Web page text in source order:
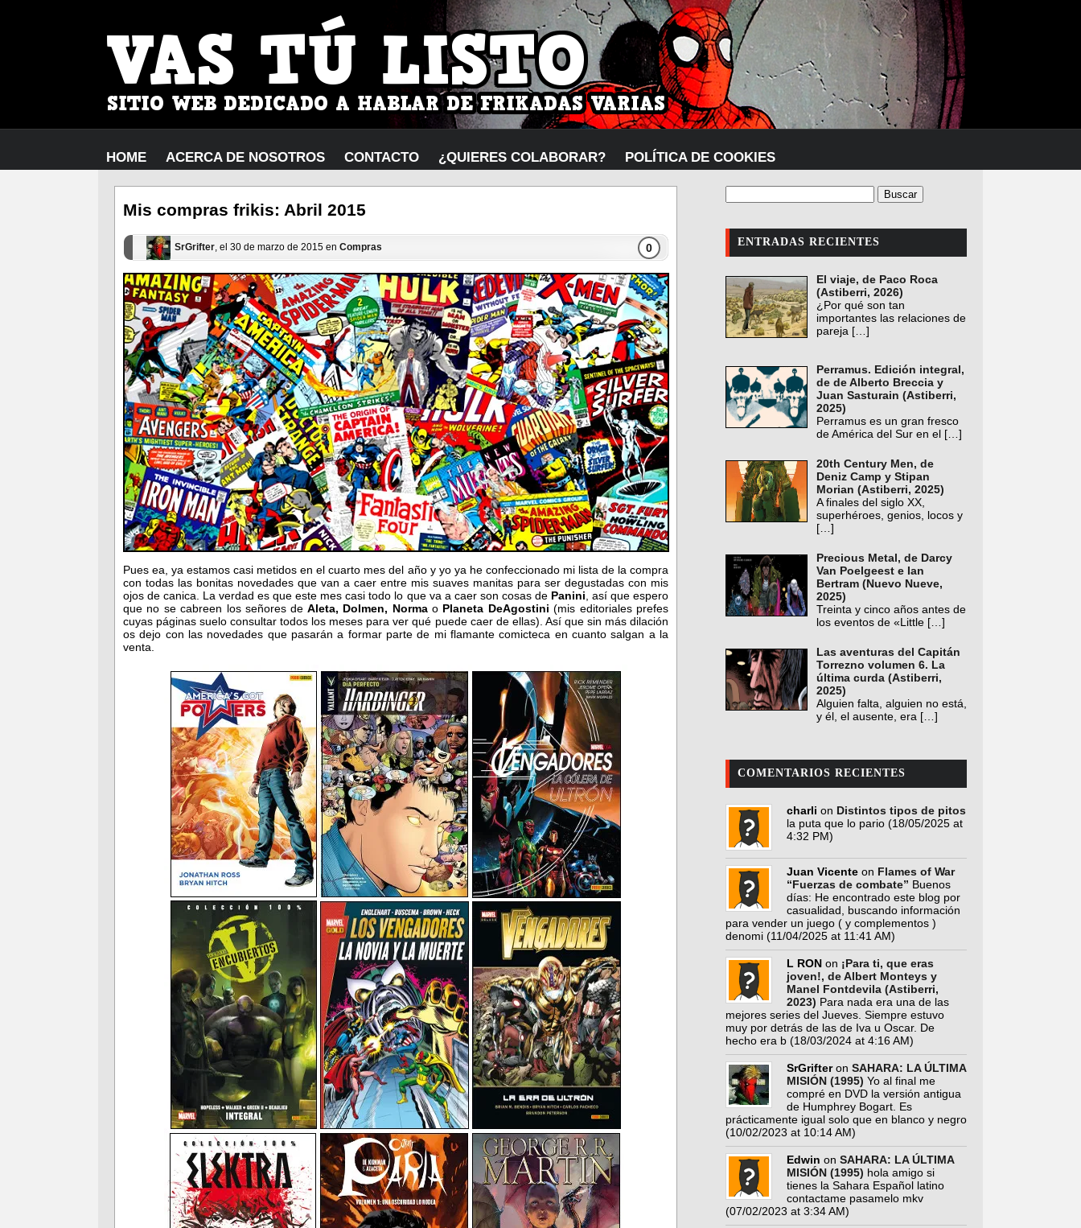
HOME ACERCA DE NOSOTROS CONTACTO ¿QUIERES COLABORAR? POLÍTICA DE COOKIES
Mis compras frikis: Abril 2015
SrGrifter, el 30 de marzo de 2015 en Compras 0
Pues ea, ya estamos casi metidos en el cuarto mes del año y yo ya he confeccionado mi lista de la compra
con todas las bonitas novedades que van a caer entre mis suaves manitas para ser degustadas con mis
ojos de canica. La verdad es que este mes casi todo lo que va a caer son cosas de Panini , así que espero
que no se cabreen los señores de Aleta, Dolmen, Normao Planeta DeAgostini (mis editoriales prefes
cuyas páginas suelo consultar todos los meses para ver qué puede caer de ellas). Así que sin más dilación
os dejo con las novedades que pasarán a formar parte de mi flamante comicteca en cuanto salgan a la
venta.
ENTRADAS RECIENTES
El viaje, de Paco Roca
(Astiberri, 2026)
¿Por qué son tan
importantes las relaciones de
pareja […]
Perramus. Edición integral,
de de Alberto Breccia y
Juan Sasturain (Astiberri,
2025)
Perramus es un gran fresco
de América del Sur en el […]
20th Century Men, de
Deniz Camp y Stipan
Morian (Astiberri, 2025)
A finales del siglo XX,
superhéroes, genios, locos y
[…]
Precious Metal, de Darcy
Van Poelgeest e Ian
Bertram (Nuevo Nueve,
2025)
Treinta y cinco años antes de
los eventos de «Little […]
Las aventuras del Capitán
Torrezno volumen 6. La
última curda (Astiberri,
2025)
Alguien falta, alguien no está,
y él, el ausente, era […]
COMENTARIOS RECIENTES
charli on Distintos tipos de pitos
la puta que lo pario (18/05/2025 at
4:32 PM)
Juan Vicente on Flames of War
“Fuerzas de combate” Buenos
días: He encontrado este blog por
casualidad, buscando información
para vender un juego ( y complementos )
denomi (11/04/2025 at 11:41 AM)
L RON on ¡Para ti, que eras
joven!, de Albert Monteys y
Manel Fontdevila (Astiberri,
2023) Para nada era una de las
mejores series del Jueves. Siempre estuvo
muy por detrás de las de Iva u Oscar. De
hecho era b (18/03/2024 at 4:16 AM)
SrGrifteron SAHARA: LA ÚLTIMA
MISIÓN (1995) Yo al final me
compré en DVD la versión antigua
de Humphrey Bogart. Es
prácticamente igual solo que en blanco y negro
(10/02/2023 at 10:14 AM)
Edwin on SAHARA: LA ÚLTIMA
MISIÓN (1995) hola amigo si
tienes la Sahara Español latino
contactame pasamelo mkv
(07/02/2023 at 3:34 AM)